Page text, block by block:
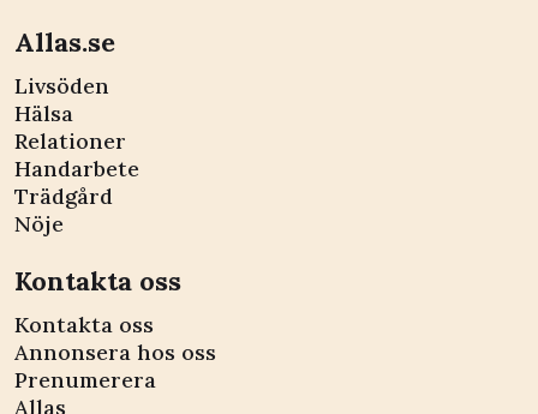
Allas.se
Livsöden
Hälsa
Relationer
Handarbete
Trädgård
Nöje
Kontakta oss
Kontakta oss
Annonsera hos oss
Prenumerera
Allas